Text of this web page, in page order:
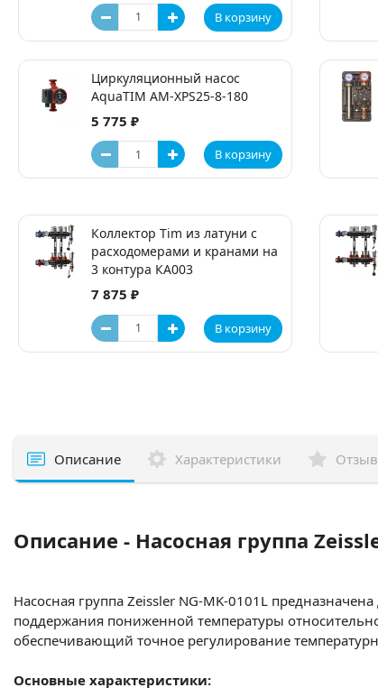
В корзину
Циркуляционный насос
AquaTIM AM-XPS25-8-180
5 775 ₽
В корзину
Коллектор Tim из латуни с
расходомерами и кранами на
3 контура КA003
7 875 ₽
В корзину
Описание Характеристики
Описание - Насосная группа
Насосная группа Zeissler NG-MK-0101L
поддержания пониженной температуры
обеспечивающий точное регулирование
Основные характеристики: